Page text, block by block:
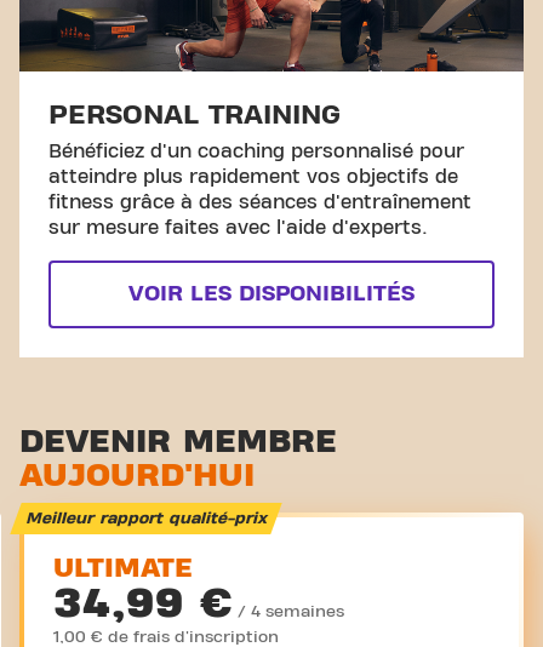
PERSONAL TRAINING
Bénéficiez d'un coaching personnalisé pour
atteindre plus rapidement vos objectifs de
fitness grâce à des séances d'entraînement
sur mesure faites avec l'aide d'experts.
VOIR LES DISPONIBILITÉS
DEVENIR MEMBRE
AUJOURD'HUI
Meilleur rapport qualité-prix
ULTIMATE
34,99 € / 4 semaines
1,00 € de frais d'inscription